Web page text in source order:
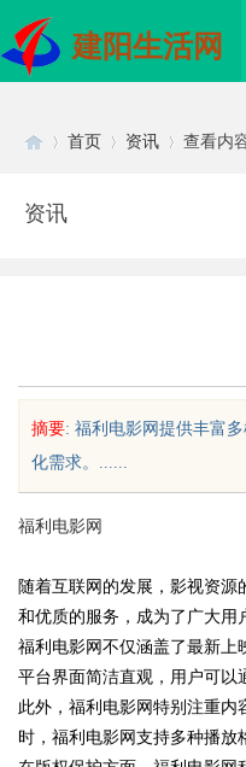
建阳生活网
uz
首页 资讯 查看内
资讯
摘要: 福利电影网提供丰富
化需求。......
福利电影网
随着互联网的发展，影视资
和优质的服务，成为了广大用
福利电影网不仅涵盖了最新上
平台界面简洁直观，用户可以
此外，福利电影网特别注重
时，福利电影网支持多种播
配眼镜